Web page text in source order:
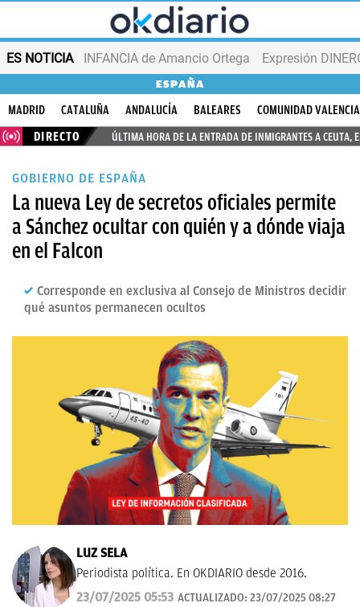
ES NOTICIA INFANCIA de Amancio Ortega Expresión
ESPAÑA
MADRID CATALUÑA ANDALUCÍA BALEARES
COMUNIDAD
DIRECTO
ÚLTIMA HORA DE LA ENTRADA DE INMIGRANTES A CEUTA,
GOBIERNO DE ESPAÑA
La nueva Ley de secretos oficiales permite
a Sánchez ocultar con quién y a dónde viaja
en el Falcon
Corresponde en exclusiva al Consejo de Ministros decidir
qué asuntos permanecen ocultos
LUZ SELA
Periodista política. En OKDIARIO desde 2016.
23/07/2025 05:53 ACTUALIZADO: 23/07/2025 08:27